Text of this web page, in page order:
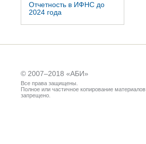
Отчетность в ИФНС до
2024 года
© 2007–2018 «АБИ»
Все права защищены.
Полное или частичное копирование материалов
запрещено.